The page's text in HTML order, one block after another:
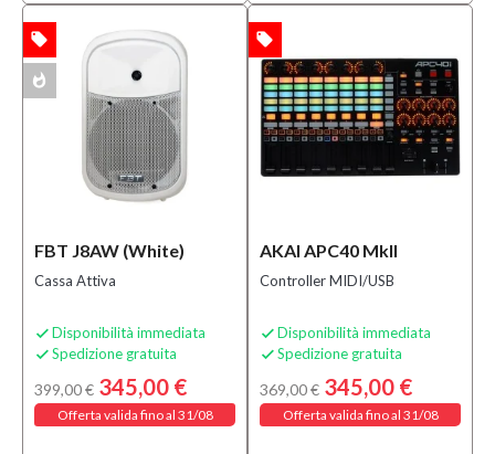
FBT J8AW (White)
Cassa Attiva
 Disponibilità immediata
 Spedizione gratuita
399,00 € 345,00 €
Offerta valida fino al 31/08
local_offer
whatshot
AKAI APC40 MkII
Controller MIDI/USB
 Disponibilità immediata
 Spedizione gratuita
369,00 € 345,00 €
Offerta valida fino al 31/08
OFFERTA local_offer